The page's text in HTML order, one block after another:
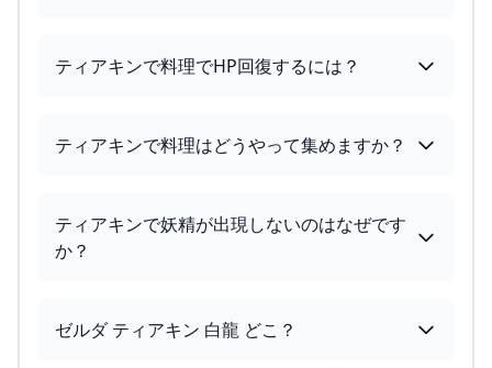
ティアキンで料理でHP回復するには？
ティアキンで料理はどうやって集めますか？
ティアキンで妖精が出現しないのはなぜです
か？
ゼルダ ティアキン 白龍 どこ？